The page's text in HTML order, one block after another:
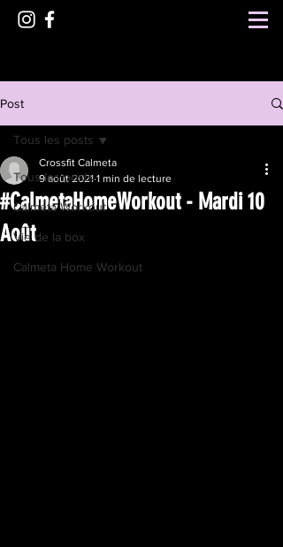
Post
Tous les posts
Calmeta Workout
Vie de la box
Calmeta Home Workout
Tous les posts
#CalmetaHomeWorkout - Mardi 10
Août
Crossfit Calmeta
9 août 2021 1 min de lecture